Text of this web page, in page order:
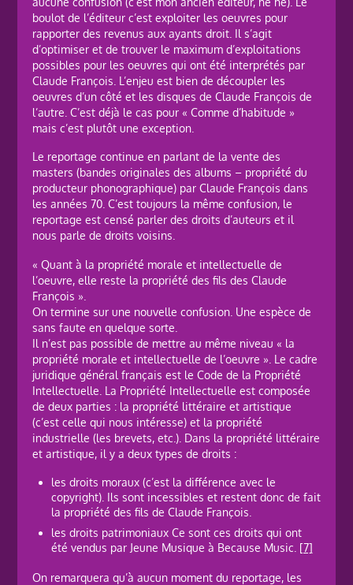
boulot de l’éditeur c’est exploiter les oeuvres pour
rapporter des revenus aux ayants droit. Il s’agit
d’optimiser et de trouver le maximum d’exploitations
possibles pour les oeuvres qui ont été interprétés par
Claude François. L’enjeu est bien de découpler les
oeuvres d’un côté et les disques de Claude François de
l’autre. C’est déjà le cas pour « Comme d’habitude »
mais c’est plutôt une exception.
Le reportage continue en parlant de la vente des
masters (bandes originales des albums – propriété du
producteur phonographique) par Claude François dans
les années 70. C’est toujours la même confusion, le
reportage est censé parler des droits d’auteurs et il
nous parle de droits voisins.
« Quant à la propriété morale et intellectuelle de
l’oeuvre, elle reste la propriété des fils des Claude
François ».
On termine sur une nouvelle confusion. Une espèce de
sans faute en quelque sorte.
Il n’est pas possible de mettre au même niveau « la
propriété morale et intellectuelle de l’oeuvre ». Le cadre
juridique général français est le Code de la Propriété
Intellectuelle. La Propriété Intellectuelle est composée
de deux parties : la propriété littéraire et artistique
(c’est celle qui nous intéresse) et la propriété
industrielle (les brevets, etc.). Dans la propriété littéraire
et artistique, il y a deux types de droits :
les droits moraux (c’est la différence avec le
copyright). Ils sont incessibles et restent donc de fait
la propriété des fils de Claude François.
les droits patrimoniaux Ce sont ces droits qui ont
été vendus par Jeune Musique à Because Music. [7]
On remarquera qu’à aucun moment du reportage, les